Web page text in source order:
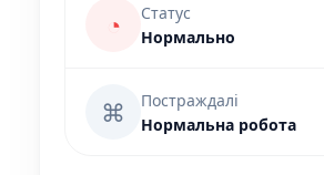
◔
Статус
Нормально
⌘
Постраждалі
Нормальна робота